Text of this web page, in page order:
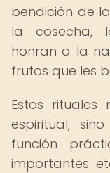
bendición de
la cosecha,
honran a la
frutos que les
Estos rituales
espiritual,
función
importantes